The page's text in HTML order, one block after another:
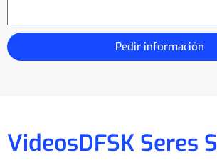
Pedir información
VideosDFSK Seres